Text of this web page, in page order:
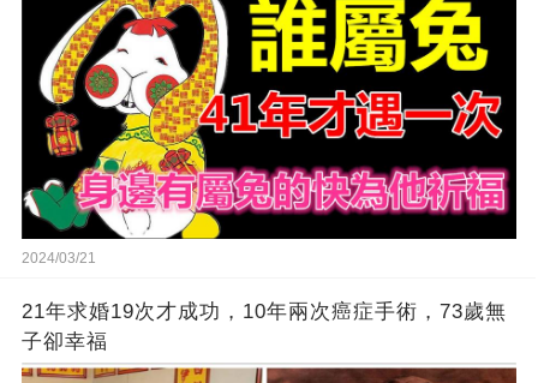
2024/03/21
21年求婚19次才成功，10年兩次癌症手術，73歲無
子卻幸福